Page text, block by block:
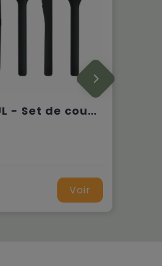
BITEFUL - Set de couverts et étui en PLA
Voir